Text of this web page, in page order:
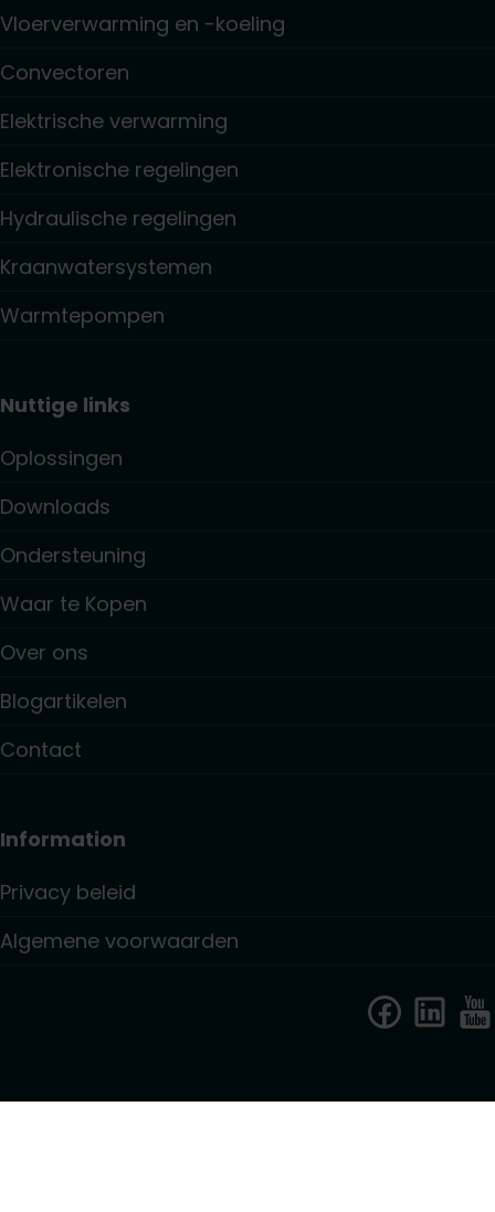
Vloerverwarming en -koeling
Convectoren
Elektrische verwarming
Elektronische regelingen
Hydraulische regelingen
Kraanwatersystemen
Warmtepompen
Nuttige links
Oplossingen
Downloads
Ondersteuning
Waar te Kopen
Over ons
Blogartikelen
Contact
Information
Privacy beleid
Algemene voorwaarden